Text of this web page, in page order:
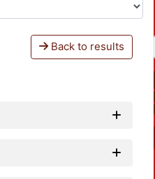
Back to results